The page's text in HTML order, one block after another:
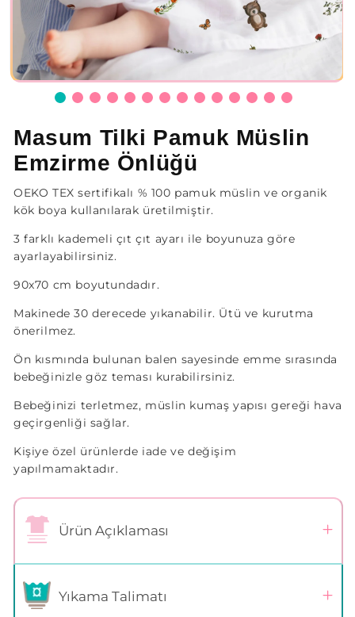
Masum Tilki Pamuk Müslin
Emzirme Önlüğü
OEKO TEX sertifikalı % 100 pamuk müslin ve organik
kök boya kullanılarak üretilmiştir.
3 farklı kademeli çıt çıt ayarı ile boyunuza göre
ayarlayabilirsiniz.
90x70 cm boyutundadır.
Makinede 30 derecede yıkanabilir. Ütü ve kurutma
önerilmez.
Ön kısmında bulunan balen sayesinde emme sırasında
bebeğinizle göz teması kurabilirsiniz.
Bebeğinizi terletmez, müslin kumaş yapısı gereği hava
geçirgenliği sağlar.
Kişiye özel ürünlerde iade ve değişim
yapılmamaktadır.
Ürün Açıklaması
Yıkama Talimatı